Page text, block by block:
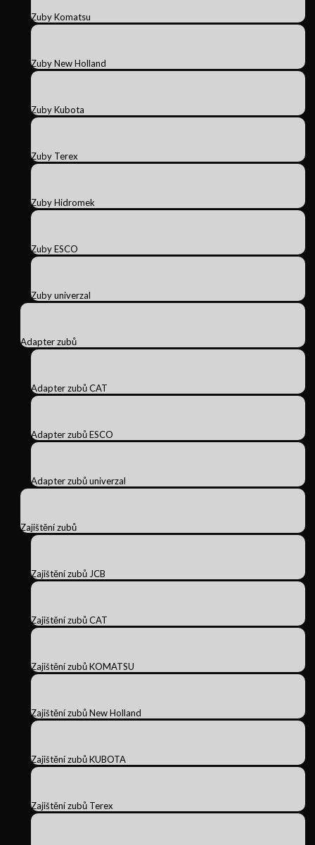
Zuby Komatsu
Zuby New Holland
Zuby Kubota
Zuby Terex
Zuby Hidromek
Zuby ESCO
Zuby univerzal
Adapter zubů
Adapter zubů CAT
Adapter zubů ESCO
Adapter zubů univerzal
Zajištění zubů
Zajištění zubů JCB
Zajištění zubů CAT
Zajištění zubů KOMATSU
Zajištění zubů New Holland
Zajištění zubů KUBOTA
Zajištění zubů Terex